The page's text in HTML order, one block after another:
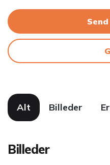
Alt Billeder
Billeder